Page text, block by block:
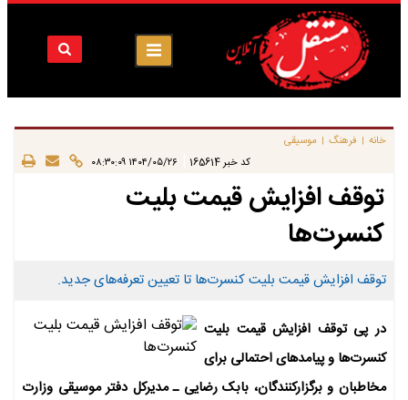
خانه | فرهنگ | موسیقی
کد خبر 165614 ۱۴۰۴/۰۵/۲۶ ۰۸:۳۰:۰۹
توقف افزایش قیمت بلیت‌
کنسرت‌ها
توقف افزایش قیمت بلیت‌ کنسرت‌ها تا تعیین تعرفه‌های جدید.
در پی توقف افزایش قیمت بلیت
کنسرت‌ها و پیامدهای احتمالی برای
مخاطبان و برگزارکنندگان، بابک رضایی ـ مدیرکل دفتر موسیقی وزارت